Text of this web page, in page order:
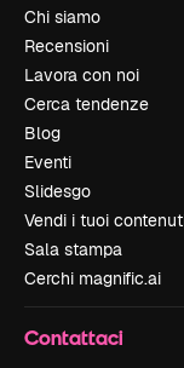
Chi siamo
Recensioni
Lavora con noi
Cerca tendenze
Blog
Eventi
Slidesgo
Vendi i tuoi
Sala stampa
Cerchi magnific.ai
Contattaci